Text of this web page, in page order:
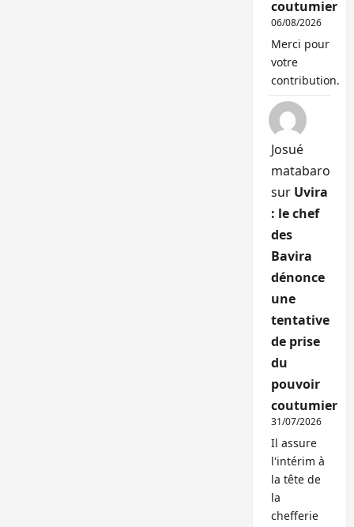
coutumier
06/08/2026
Merci pour
votre
contribution.
Josué
matabaro
sur Uvira
: le chef
des
Bavira
dénonce
une
tentative
de prise
du
pouvoir
coutumier
31/07/2026
Il assure
l'intérim à
la tête de
la
chefferie